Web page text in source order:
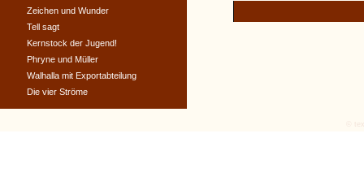
Zeichen und Wunder
Tell sagt
Kernstock der Jugend!
Phryne und Müller
Walhalla mit Exportabteilung
Die vier Ströme